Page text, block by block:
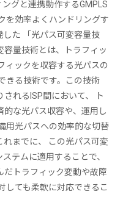
グと連携動作するGMPLS
を効率よくハンドリングす
た 「光パス可変容量技
量技術とは、トラフィッ
ィックを収容する光パスの
きる技術です。この技術
れるISP間において、 ト
な光パス収容や、運用し
用光パスへの効率的な切替
までに、 この光パス可変
テムに適用することで、
だトラフィック変動や故障
しても柔軟に対応できるこ